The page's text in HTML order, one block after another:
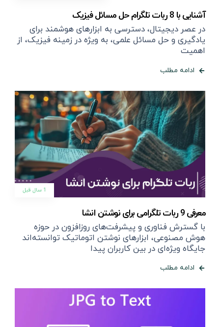
آشنایی با 8 ربات تلگرام حل مسائل فیزیک
در عصر دیجیتال، دسترسی به ابزارهای هوشمند برای
یادگیری و حل مسائل علمی، به ویژه در زمینه فیزیک، از
اهمیت
ادامه مطلب
1 سال قبل
معرفی 9 ربات تلگرامی برای نوشتن انشا
با گسترش فناوری و پیشرفت‌های روزافزون در حوزه
هوش مصنوعی، ابزارهای نوشتن اتوماتیک توانسته‌اند
جایگاه ویژه‌ای در بین کاربران پیدا
ادامه مطلب